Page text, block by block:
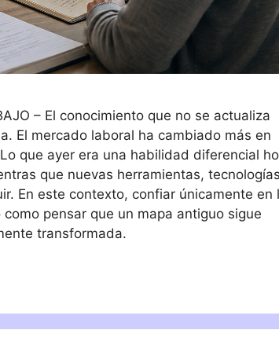
– El conocimiento que no se actualiza
El mercado laboral ha cambiado más en
que ayer era una habilidad diferencial
que nuevas herramientas,
En este contexto, confiar únicamente en
pensar que un mapa antiguo sigue
transformada.